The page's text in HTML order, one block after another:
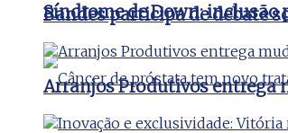
Síndrome de Down: inclusão
Bandes participa de debate
Arranjos Produtivos entrega